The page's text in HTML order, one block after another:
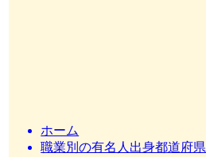
ホーム
職業別の有名人出身都道府県